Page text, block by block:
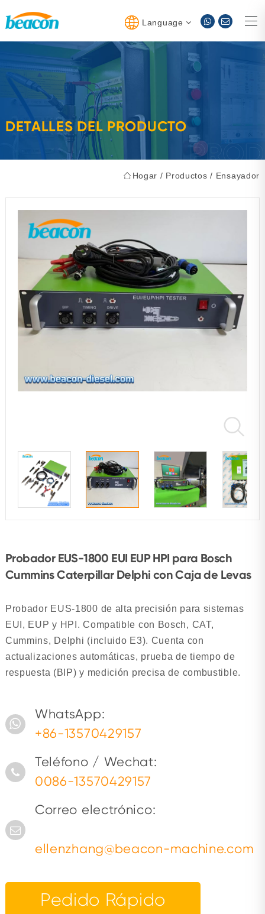
Language
DETALLES DEL PRODUCTO
Hogar / Productos / Ensayador
Probador EUS-1800 EUI EUP HPI para Bosch
Cummins Caterpillar Delphi con Caja de Levas
Probador EUS-1800 de alta precisión para sistemas
EUI, EUP y HPI. Compatible con Bosch, CAT,
Cummins, Delphi (incluido E3). Cuenta con
actualizaciones automáticas, prueba de tiempo de
respuesta (BIP) y medición precisa de combustible.
WhatsApp:
+86-13570429157
Teléfono / Wechat:
0086-13570429157
Correo electrónico:
ellenzhang@beacon-machine.com
Pedido Rápido